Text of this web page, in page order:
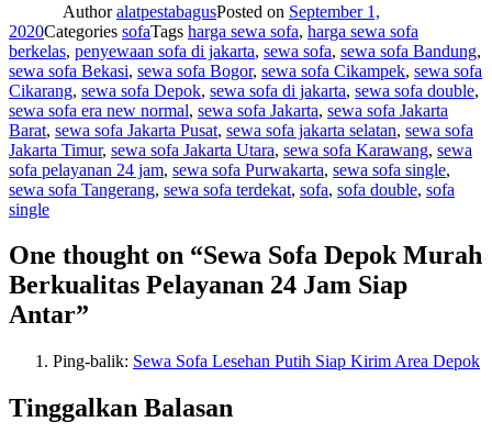
AuthoralatpestabagusPosted on September 1,
2020Categories sofaTags harga sewa sofa, harga sewa sofa
berkelas, penyewaan sofa di jakarta, sewa sofa, sewa sofa Bandung,
sewa sofa Bekasi, sewa sofa Bogor, sewa sofa Cikampek, sewa sofa
Cikarang, sewa sofa Depok, sewa sofa di jakarta, sewa sofa double,
sewa sofa era new normal, sewa sofa Jakarta, sewa sofa Jakarta
Barat, sewa sofa Jakarta Pusat, sewa sofa jakarta selatan, sewa sofa
Jakarta Timur, sewa sofa Jakarta Utara, sewa sofa Karawang, sewa
sofa pelayanan 24 jam, sewa sofa Purwakarta, sewa sofa single,
sewa sofa Tangerang, sewa sofa terdekat, sofa, sofa double, sofa
single
One thought on “Sewa Sofa Depok Murah
Berkualitas Pelayanan 24 Jam Siap
Antar”
Ping-balik: Sewa Sofa Lesehan Putih Siap Kirim Area Depok
Tinggalkan Balasan